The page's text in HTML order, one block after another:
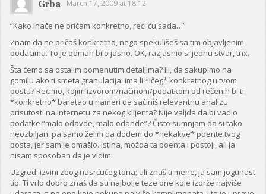
Grba March 17, 2009 at 18:12
“Kako inače ne pričam konkretno, reći ću sada…”
Znam da ne pričaš konkretno, nego spekulišeš sa tim objavljenim
podacima. To je odmah bilo jasno. OK, razjasnio si jednu stvar, tnx.
Šta ćemo sa ostalim pomenutim detaljima? Ili, da sakupimo na
gomilu ako ti smeta granulacija: ima li *ičeg* konkretnog u tvom
postu? Recimo, kojim izvorom/načinom/podatkom od rečenih bi ti
*konkretno* baratao u nameri da sačiniš relevantnu analizu
prisutosti na Internetu za nekog klijenta? Nije valjda da bi vadio
podatke “malo odavde, malo odande”? Čisto sumnjam da si tako
neozbiljan, pa samo želim da dođem do *nekakve* poente tvog
posta, jer sam je omašio. Istina, možda ta poenta i postoji, ali ja
nisam sposoban da je vidim.
Uzgred: izvini zbog nasrćućeg tona; ali znaš ti mene, ja sam jogunast
tip. Ti vrlo dobro znaš da su najbolje teze one koje izdrže najviše